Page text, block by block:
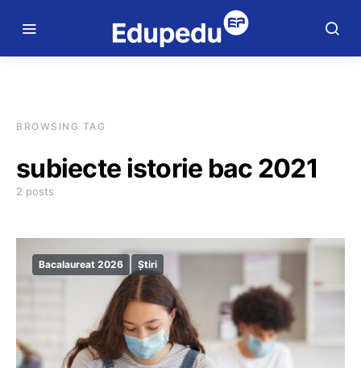
BROWSING TAG
subiecte istorie bac 2021
2 posts
Bacalaureat 2026 Știri